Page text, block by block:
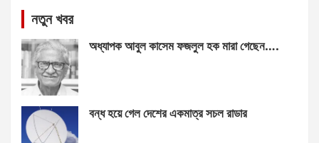
নতুন খবর
অধ্যাপক আবুল কাসেম ফজলুল হক মারা গেছেন….
বন্ধ হয়ে গেল দেশের একমাত্র সচল রাডার